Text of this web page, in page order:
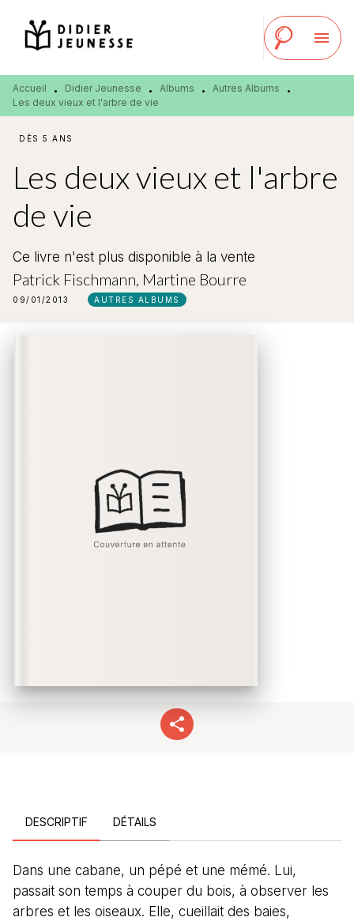
MENU RECHERCHE
PIED DE PAGE
menu
Accueil • Didier Jeunesse • Albums • Autres Albums
•
Les deux vieux et l'arbre de vie
DÈS 5 ANS
Les deux vieux et l'arbre
de vie
Ce livre n'est plus disponible à la vente
Patrick Fischmann Martine Bourre
09/01/2013 AUTRES ALBUMS
DESCRIPTIF DÉTAILS
Dans une cabane, un pépé et une mémé. Lui,
passait son temps à couper du bois, à observer les
arbres et les oiseaux. Elle, cueillait des baies,